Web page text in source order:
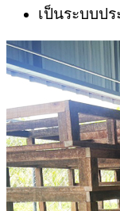
เป็นระบบป